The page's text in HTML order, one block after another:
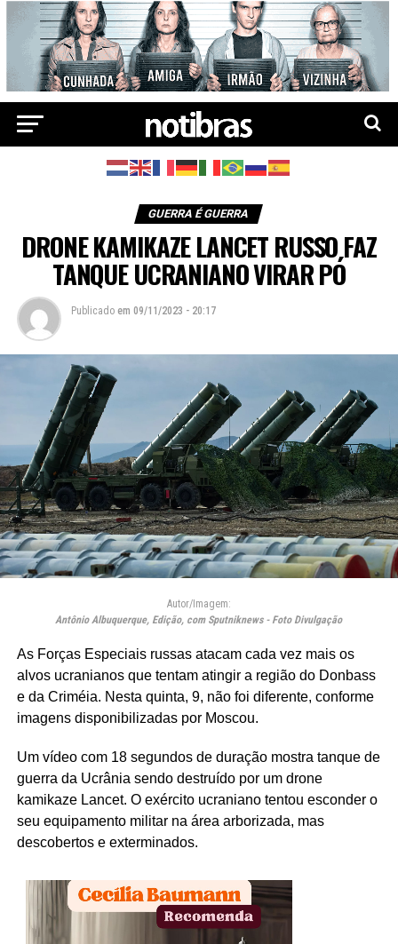
GUERRA É GUERRA
DRONE KAMIKAZE LANCET RUSSO FAZ
TANQUE UCRANIANO VIRAR PÓ
Publicado em 09/11/2023 - 20:17
Autor/Imagem:
Antônio Albuquerque, Edição, com Sputniknews - Foto Divulgação
As Forças Especiais russas atacam cada vez mais os
alvos ucranianos que tentam atingir a região do Donbass
e da Criméia. Nesta quinta, 9, não foi diferente, conforme
imagens disponibilizadas por Moscou.
Um vídeo com 18 segundos de duração mostra tanque de
guerra da Ucrânia sendo destruído por um drone
kamikaze Lancet. O exército ucraniano tentou esconder o
seu equipamento militar na área arborizada, mas
descobertos e exterminados.